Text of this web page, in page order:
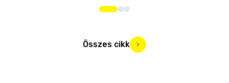
Összes cikk